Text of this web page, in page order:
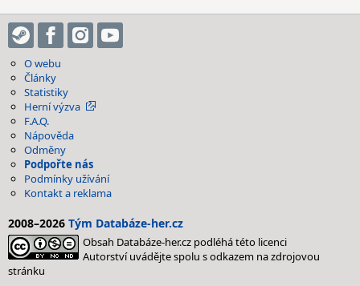
O webu
Články
Statistiky
Herní výzva
F.A.Q.
Nápověda
Odměny
Podpořte nás
Podmínky užívání
Kontakt a reklama
2008–2026 Tým Databáze-her.cz
Obsah Databáze-her.cz podléhá této licenci
Autorství uvádějte spolu s odkazem na zdrojovou
stránku